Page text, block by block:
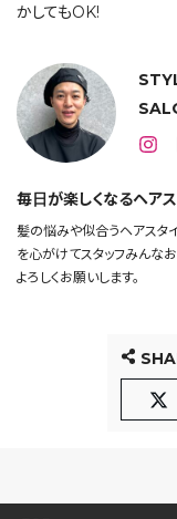
毎日が楽しくなるヘアス
髪の悩みや似合うヘアスタ
を心がけてスタッフみんな
よろしくお願いします。
かしてもOK!